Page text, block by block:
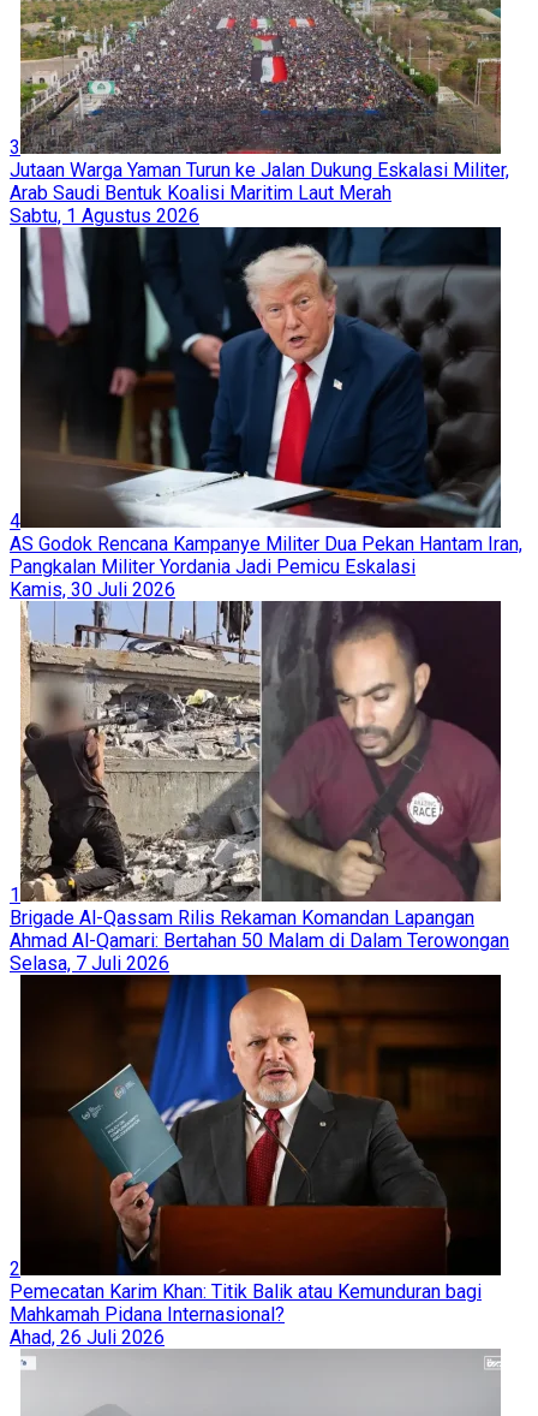
3
Jutaan Warga Yaman Turun ke Jalan Dukung Eskalasi Militer,
Arab Saudi Bentuk Koalisi Maritim Laut Merah
Sabtu, 1 Agustus 2026
4
AS Godok Rencana Kampanye Militer Dua Pekan Hantam Iran,
Pangkalan Militer Yordania Jadi Pemicu Eskalasi
Kamis, 30 Juli 2026
1
Brigade Al-Qassam Rilis Rekaman Komandan Lapangan
Ahmad Al-Qamari: Bertahan 50 Malam di Dalam Terowongan
Selasa, 7 Juli 2026
2
Pemecatan Karim Khan: Titik Balik atau Kemunduran bagi
Mahkamah Pidana Internasional?
Ahad, 26 Juli 2026